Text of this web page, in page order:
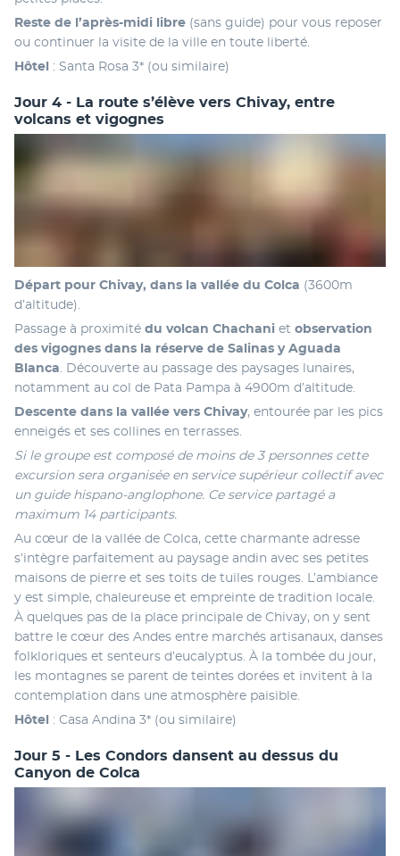
Reste de l’après-midi libre (sans guide) pour vous reposer
ou continuer la visite de la ville en toute liberté.
Hôtel
: Santa Rosa 3* (ou similaire)
Jour 4 - La route s’élève vers Chivay, entre
volcans et vigognes
Départ pour Chivay, dans la vallée du Colca (3600m
d’altitude).
Passage à proximité du volcan Chachani et observation
des vigognes dans la réserve de Salinas y Aguada
Blanca. Découverte au passage des paysages lunaires,
notamment au col de Pata Pampa à 4900m d’altitude.
Descente dans la vallée vers Chivay, entourée par les pics
enneigés et ses collines en terrasses.
Si le groupe est composé de moins de 3 personnes cette
excursion sera organisée en service supérieur collectif avec
un guide hispano-anglophone. Ce service partagé a
maximum 14 participants.
Au cœur de la vallée de Colca, cette charmante adresse
s’intègre parfaitement au paysage andin avec ses petites
maisons de pierre et ses toits de tuiles rouges. L’ambiance
y est simple, chaleureuse et empreinte de tradition locale.
À quelques pas de la place principale de Chivay, on y sent
battre le cœur des Andes entre marchés artisanaux, danses
folkloriques et senteurs d’eucalyptus. À la tombée du jour,
les montagnes se parent de teintes dorées et invitent à la
contemplation dans une atmosphère paisible.
Hôtel : Casa Andina 3* (ou similaire)
Jour 5 - Les Condors dansent au dessus du
Canyon de Colca